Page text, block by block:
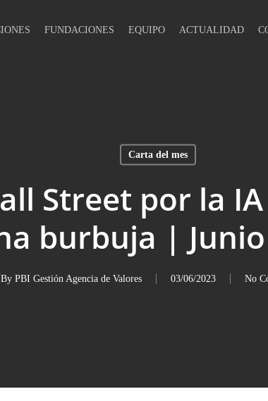
FUNDACIONES EQUIPO ACTUALIDAD
Carta del mes
Street por la
burbuja |
By PBI Gestión Agencia de Valores 03/06/2023 No